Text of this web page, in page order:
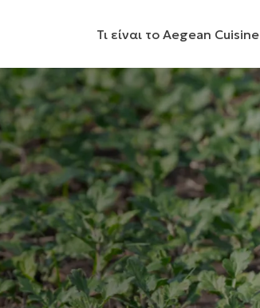
Τι είναι το Aegean Cuisine